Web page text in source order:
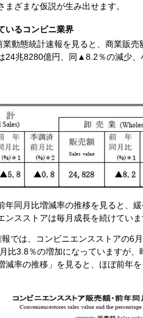
まざまな仮説が生み出せます。
いるコンビニ業界
業動態統計速報を見ると、商業販
24兆8280億円、同▲8.2％の減少
年同月比増減率の推移を見ると、
ンスストアは毎月成長を続けていま
では、コンビニエンスストアの6
比3.8％の増加になっていますが
減率の推移」を見ると、ほぼ前年